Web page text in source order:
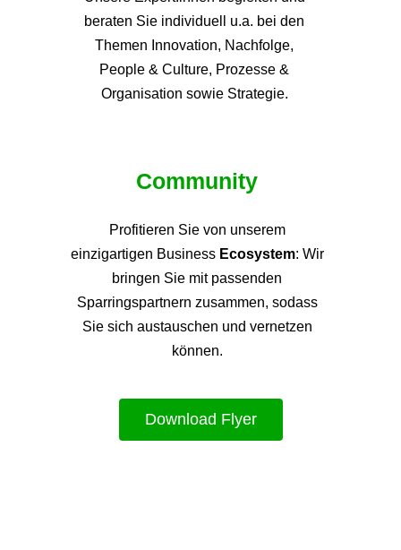
beraten Sie individuell u.a. bei den
Themen Innovation, Nachfolge,
People & Culture, Prozesse &
Organisation sowie Strategie.
Community
Profitieren Sie von unserem
einzigartigen Business Ecosystem: Wir
bringen Sie mit passenden
Sparringspartnern zusammen, sodass
Sie sich austauschen und vernetzen
können.
Download Flyer